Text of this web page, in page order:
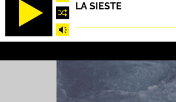
LA SIESTE